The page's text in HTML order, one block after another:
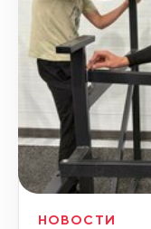
НОВОСТИ